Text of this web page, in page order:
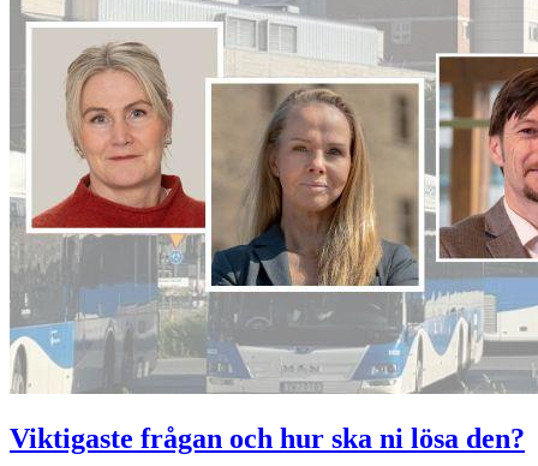
Viktigaste frågan och hur ska ni lösa den?